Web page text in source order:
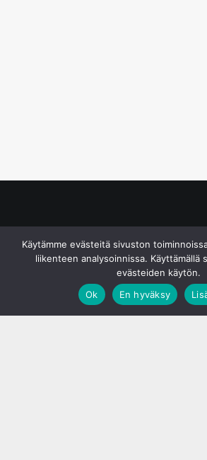
Käytämme evästeitä sivuston
liikenteen analysoinnissa. Käyttämällä
evästeiden käytön.
Ok
En hyväksy